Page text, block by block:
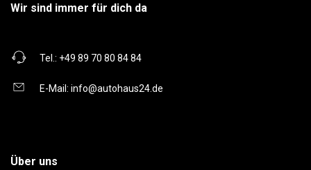
Wir sind immer für dich da
Tel.: +49 89 70 80 84 84
E-Mail: info@autohaus24.de
Über uns